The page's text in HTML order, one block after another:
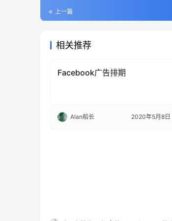
上一篇
相关推荐
出海头条
Facebook广告排期
Alan船长 2020年5月8日